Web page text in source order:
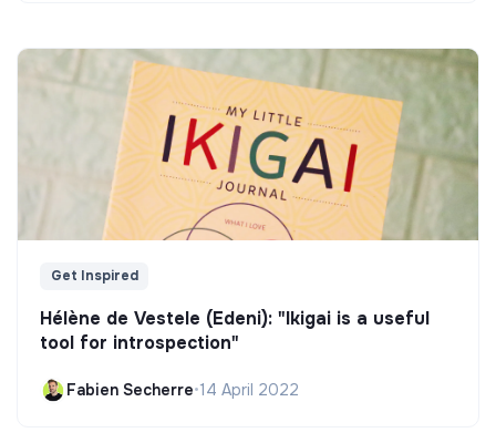
Get Inspired
Hélène de Vestele (Edeni): "Ikigai is a useful
tool for introspection"
Fabien Secherre•14 April 2022